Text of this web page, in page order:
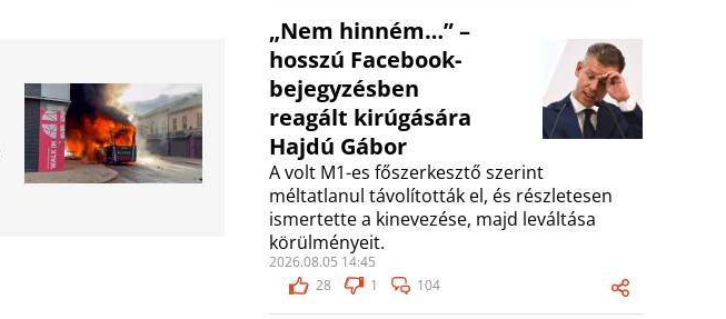
„Nem hinném…” –
hosszú Facebook-
bejegyzésben
reagált kirúgására
Hajdú Gábor
A volt M1-es főszerkesztő szerint
méltatlanul távolították el, és részletesen
ismertette a kinevezése, majd leváltása
körülményeit.
2026.08.05 14:45
28
1 104